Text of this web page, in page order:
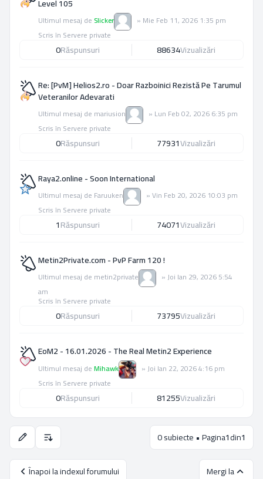
Level 105
Ultimul mesaj deSlicker » Mie Feb 11, 2026 1:35 pm
Scris în Servere private
0Răspunsuri 88634Vizualizări
Re: [PvM] Helios2.ro - Doar Razboinici Rezistă Pe Tarumul
Veteranilor Adevarati
Ultimul mesaj de mariusion » Lun Feb 02, 2026 6:35 pm
Scris în Servere private
0Răspunsuri 77931Vizualizări
Raya2.online - Soon International
Ultimul mesaj de Faruuken »Vin Feb 20, 2026 10:03 pm
Scris în Servere private
1Răspunsuri 74071Vizualizări
Metin2Private.com - PvP Farm 120 !
Ultimul mesaj de metin2private » Joi Ian 29, 2026 5:54
am
Scris în Servere private
0Răspunsuri 73795Vizualizări
EoM2 - 16.01.2026 - The Real Metin2 Experience
Ultimul mesaj deMihawk » Joi Ian 22, 2026 4:16 pm
Scris în Servere private
0Răspunsuri 81255Vizualizări
Opţiuni de sortare şi afişare. 0 subiecte • Pagina1din1
Înapoi la indexul forumului Mergi la